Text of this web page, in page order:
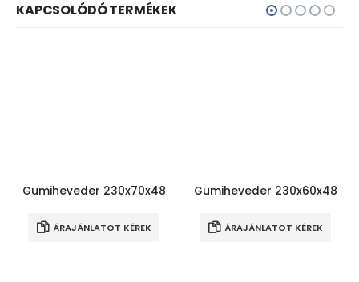
KAPCSOLÓDÓ TERMÉKEK
Gumiheveder 230x70x48
ÁRAJÁNLATOT KÉREK
Gumiheveder 230x60x48
ÁRAJÁNLATOT KÉREK